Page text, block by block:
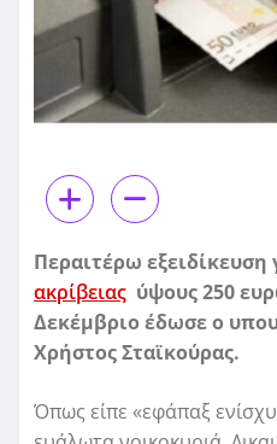
Περαιτέρω εξειδίκευση
ακρίβειας ύψους 250
Δεκέμβριο έδωσε ο
Χρήστος Σταϊκούρας.
Όπως είπε «εφάπαξ